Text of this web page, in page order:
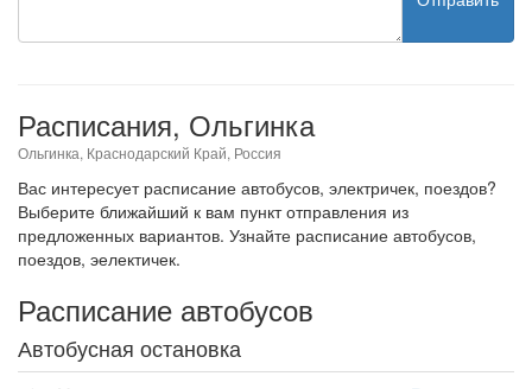
Расписания, Ольгинка
Ольгинка, Краснодарский Край, Россия
Вас интересует расписание автобусов, электричек, поездов?
Выберите ближайший к вам пункт отправления из
предложенных вариантов. Узнайте расписание автобусов,
поездов, эелектичек.
Расписание автобусов
Автобусная остановка